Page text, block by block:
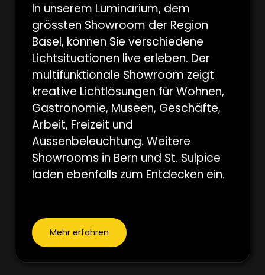
In unserem Luminarium, dem
grössten Showroom der Region
Basel, können Sie verschiedene
Lichtsituationen live erleben. Der
multifunktionale Showroom zeigt
kreative Lichtlösungen für Wohnen,
Gastronomie, Museen, Geschäfte,
Arbeit, Freizeit und
Aussenbeleuchtung. Weitere
Showrooms in Bern und St. Sulpice
laden ebenfalls zum Entdecken ein.
Mehr erfahren